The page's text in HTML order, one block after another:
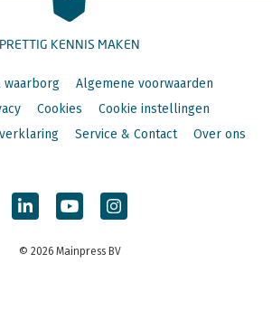
PRETTIG KENNIS MAKEN
waarborg
Algemene voorwaarden
Cookies
Cookie instellingen
Service & Contact Over ons
© 2026 Mainpress BV